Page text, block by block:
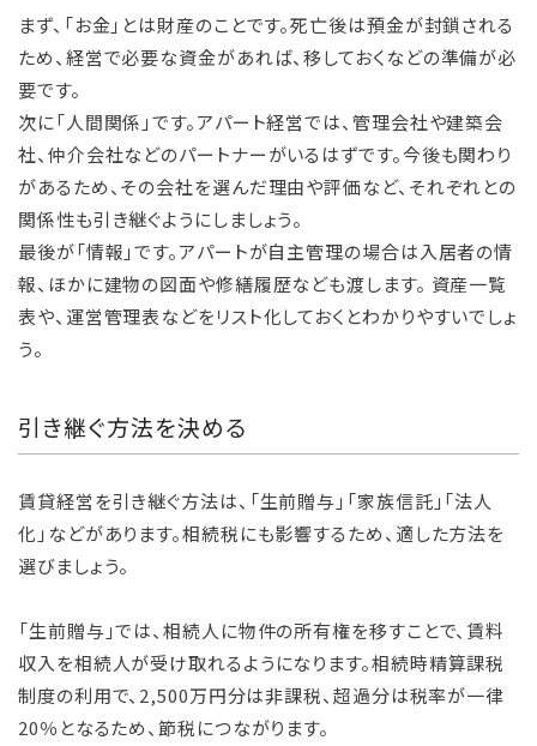
まず、「お金」とは財産のことです。死亡後は預金が封鎖される
ため、経営で必要な資金があれば、移しておくなどの準備が必
要です。
次に「人間関係」です。アパート経営では、管理会社や建築会
社、仲介会社などのパートナーがいるはずです。今後も関わり
があるため、その会社を選んだ理由や評価など、それぞれとの
関係性も引き継ぐようにしましょう。
最後が「情報」です。アパートが自主管理の場合は入居者の情
報、ほかに建物の図面や修繕履歴なども渡します。 資産一覧
表や、運営管理表などをリスト化しておくとわかりやすいでしょ
う。
引き継ぐ方法を決める
賃貸経営を引き継ぐ方法は、「生前贈与」「家族信託」「法人
化」などがあります。相続税にも影響するため、適した方法を
選びましょう。
「生前贈与」では、相続人に物件の所有権を移すことで、賃料
収入を相続人が受け取れるようになります。相続時精算課税
制度の利用で、2,500万円分は非課税、超過分は税率が一律
20％となるため、節税につながります。